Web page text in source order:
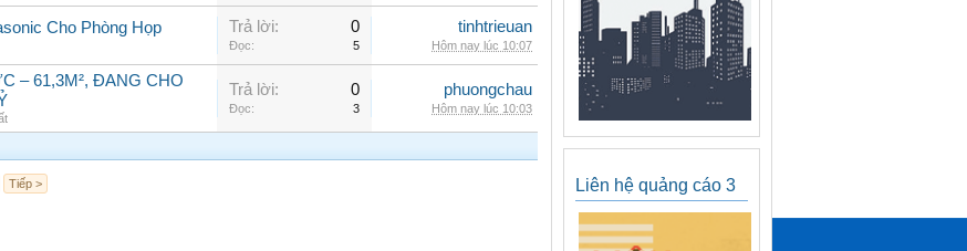
Cho Phòng Họp Trả lời: 0
Đọc: 5
tinhtrieuan
Hôm nay lúc 10:07
– 61,3M², ĐANG CHO
Trả lời: 0
Đọc: 3
phuongchau
Hôm nay lúc 10:03
Tiếp > Liên hệ quảng cáo 3